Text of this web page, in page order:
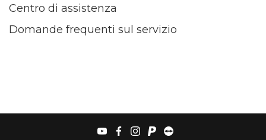
Centro di assistenza
Domande frequenti sul servizio
youtubefacebook
instagram
paypalteamviewer